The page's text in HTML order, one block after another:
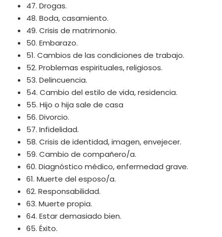
47. Drogas.
48. Boda, casamiento.
49. Crisis de matrimonio.
50. Embarazo.
51. Cambios de las condiciones de trabajo.
52. Problemas espirituales, religiosos.
53. Delincuencia.
54. Cambio del estilo de vida, residencia.
55. Hijo o hija sale de casa
56. Divorcio.
57. Infidelidad.
58. Crisis de identidad, imagen, envejecer.
59. Cambio de compañero/a.
60. Diagnóstico médico, enfermedad grave.
61. Muerte del esposo/a.
62. Responsabilidad.
63. Muerte propia.
64. Estar demasiado bien.
65. Éxito.